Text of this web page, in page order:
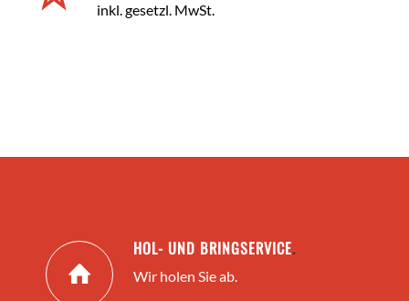
inkl. gesetzl. MwSt.
HOL- UND BRINGSERVICE.
Wir holen Sie ab.